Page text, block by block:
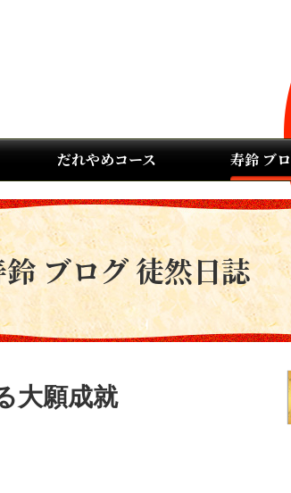
だれやめコース 寿鈴 ブ
ブログ 徒然日誌
大願成就